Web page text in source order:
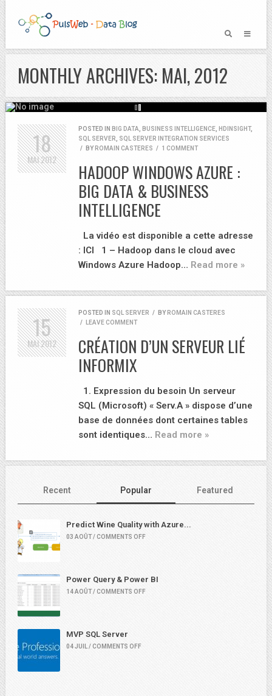
MONTHLY ARCHIVES: MAI, 2012
POSTED IN BIG DATA BUSINESS INTELLIGENCE HDINSIGHT,
SQL SERVER
SQL SERVER INTEGRATION SERVICES
/
BY ROMAIN CASTERES / 1 COMMENT
HADOOP WINDOWS AZURE :
BIG DATA & BUSINESS
INTELLIGENCE
La vidéo est disponible a cette adresse
: ICI 1 – Hadoop dans le cloud avec
Windows Azure Hadoop… Read more »
18
MAI2012
POSTED IN SQL SERVER / BY ROMAIN CASTERES
/
LEAVE COMMENT
CRÉATION D’UN SERVEUR LIÉ
INFORMIX
1. Expression du besoin Un serveur
SQL (Microsoft) « Serv.A » dispose d’une
base de données dont certaines tables
sont identiques… Read more »
15
MAI2012
Recent Popular Featured
Predict Wine Quality with Azure...
03 AOÛT / COMMENTS OFF
Power Query & Power BI
14 AOÛT / COMMENTS OFF
MVP SQL Server
04 JUIL / COMMENTS OFF